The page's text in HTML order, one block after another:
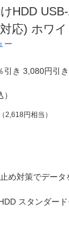
合せ
HDD
応) ホワ
ー
引き 3,080円引き
）
（2,618円相当）
め対策でデータ
HDD スタンダ